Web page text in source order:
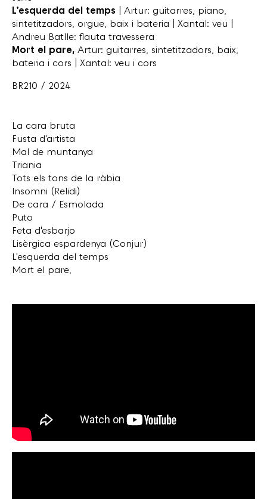
L’esquerda del temps | Artur: guitarres, piano,
sintetitzadors, orgue, baix i bateria | Xantal: veu |
Andreu Batlle: flauta travessera
Mort el pare, Artur: guitarres, sintetitzadors, baix,
bateria i cors | Xantal: veu i cors
BR210 / 2024
La cara bruta
Fusta d'artista
Mal de muntanya
Triania
Tots els tons de la ràbia
Insomni (Relidi)
De cara / Esmolada
Puto
Feta d'esbarjo
Lisèrgica espardenya (Conjur)
L'esquerda del temps
Mort el pare,